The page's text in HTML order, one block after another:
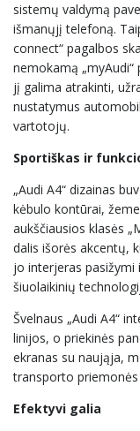
sistemų valdymą
išmanųjį telefoną.
connect“ pagalbos
nemokamą
jį galima atrakinti,
nustatymus
vartotojų.
Sportiškas ir
„Audi A4“ dizainas
kėbulo kontūrai,
aukščiausios klasės
dalis išorės akcentų,
jo interjeras pasižymi
šiuolaikinių
Švelnaus „Audi A4“
linijos, o priekinės
ekranas su naująja,
transporto priemonės
Efektyvi galia